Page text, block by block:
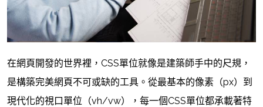
在網頁開發的世界裡，CSS單位就像是建築師手中的尺規，
是構築完美網頁不可或缺的工具。從最基本的像素（px）到
現代化的視口單位（vh/vw），每一個CSS單位都承載著特